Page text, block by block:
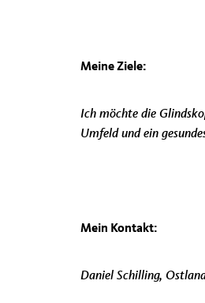
Meine Ziele:
Ich möchte die
Umfeld und ein
Mein Kontakt:
Daniel Schilling,